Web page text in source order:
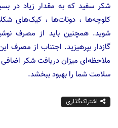
شکر سفید که به مقدار زیاد در
کلوچه‌ها ، دونات‌ها ، کیک‌های
شوید. همچنین باید از مصرف
گازدار بپرهیزید. اجتناب از مصرف
ملاحظه‌ای میزان دریافت شکر
سلامت شما را بهبود ببخشد.
اشتراک‌گذاری